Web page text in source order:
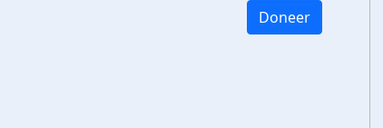
Doneer